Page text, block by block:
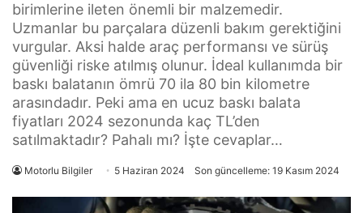
birimlerine ileten önemli bir malzemedir.
Uzmanlar bu parçalara düzenli bakım gerektiğini
vurgular. Aksi halde araç performansı ve sürüş
güvenliği riske atılmış olunur. İdeal kullanımda bir
baskı balatanın ömrü 70 ila 80 bin kilometre
arasındadır. Peki ama en ucuz baskı balata
fiyatları 2024 sezonunda kaç TL’den
satılmaktadır? Pahalı mı? İşte cevaplar…
Motorlu Bilgiler 5 Haziran 2024 Son güncelleme: 19 Kasım 2024